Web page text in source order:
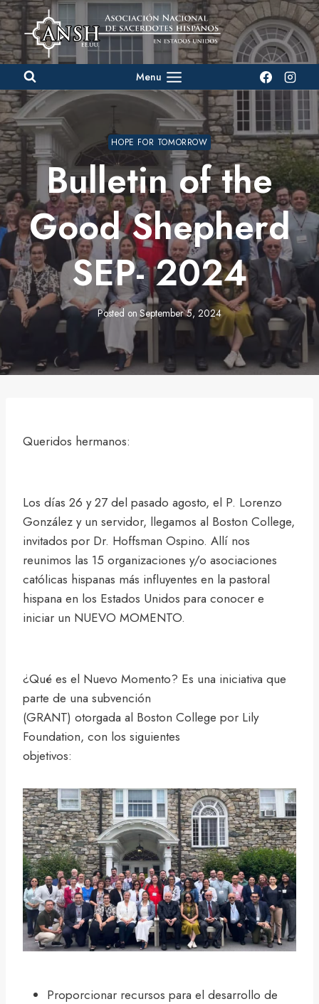
Skip
to
content
Menu
HOPE FOR TOMORROW
Bulletin of the
Good Shepherd
SEP- 2024
Posted on September 5, 2024
Queridos hermanos:
Los días 26 y 27 del pasado agosto, el P. Lorenzo
González y un servidor, llegamos al Boston College,
invitados por Dr. Hoffsman Ospino. Allí nos
reunimos las 15 organizaciones y/o asociaciones
católicas hispanas más influyentes en la pastoral
hispana en los Estados Unidos para conocer e
iniciar un NUEVO MOMENTO.
¿Qué es el Nuevo Momento? Es una iniciativa que
parte de una subvención
(GRANT) otorgada al Boston College por Lily
Foundation, con los siguientes
objetivos:
Proporcionar recursos para el desarrollo de